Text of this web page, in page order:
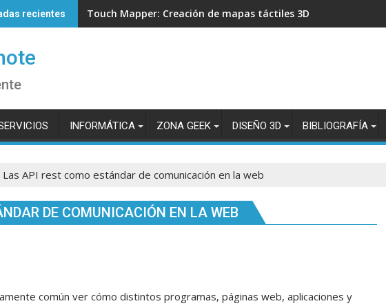
recientes Touch Mapper: Creación de mapas táctiles 3D para
INFORMÁTICA ZONA GEEK DISEÑO 3D BIBLIOGRAFÍA
Las API rest como estándar de comunicación en la web
DE COMUNICACIÓN EN LA WEB
común ver cómo distintos programas, páginas web, aplicaciones y